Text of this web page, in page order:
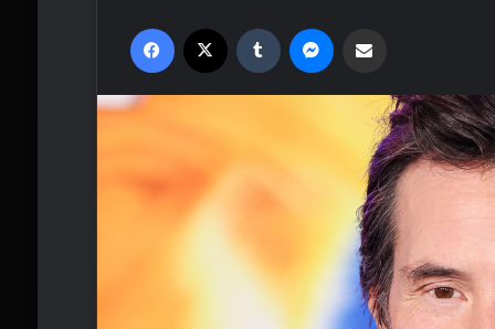
Facebook Tumblr